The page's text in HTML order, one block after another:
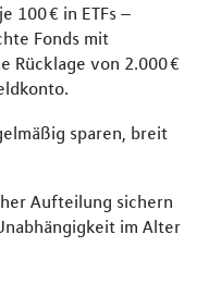
100 € in ETFs –
Fonds mit
Rücklage von 2.000 €
sparen, breit
Aufteilung sichern
im Alter